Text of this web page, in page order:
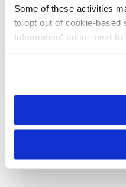
Some of these activities
to opt out of cookie-based
Information” button next
need to be set again.